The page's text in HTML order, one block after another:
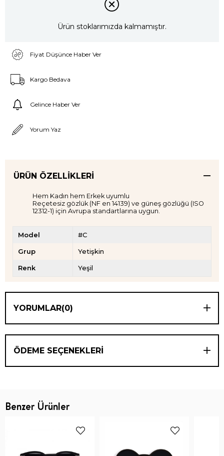
Ürün stoklarımızda kalmamıştır.
Fiyat Düşünce Haber Ver
Kargo Bedava
Gelince Haber Ver
Yorum Yaz
ÜRÜN ÖZELLIKLERI
Hem Kadın hem Erkek uyumlu
Reçetesiz gözlük (NF en 14139) ve güneş gözlüğü (ISO
12312-1) için Avrupa standartlarına uygun.
Model #C
Grup Yetişkin
Renk Yeşil
YORUMLAR(0)
ÖDEME SEÇENEKLERI
Benzer Ürünler